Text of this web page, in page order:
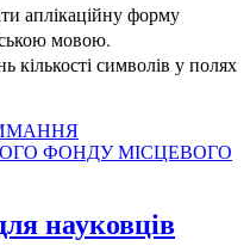
аплікаційну форму
мовою.
символів у полях
ФОНДУ МІСЦЕВОГО
науковців